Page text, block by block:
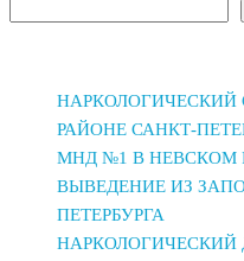
записям
РАЙОНЕ САНКТ-
МНД №1 В НЕВСКОМ
ВЫВЕДЕНИЕ ИЗ
ПЕТЕРБУРГА
НАРКОЛОГИЧЕСКИЙ